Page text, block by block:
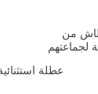
من
لجماعتهم
عطلة